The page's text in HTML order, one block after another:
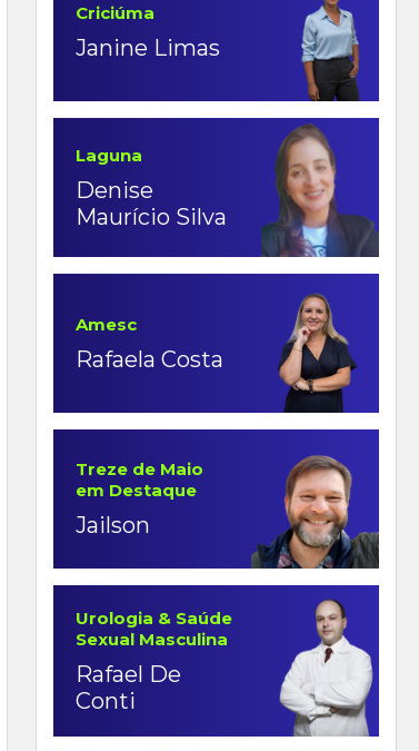
Criciúma
Janine Limas
Laguna
Denise
Maurício Silva
Amesc
Rafaela Costa
Treze de Maio
em Destaque
Jailson
Urologia & Saúde
Sexual Masculina
Rafael De
Conti